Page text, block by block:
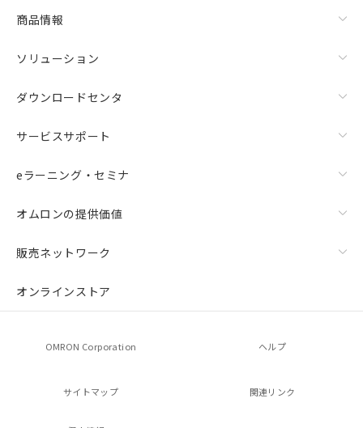
商品情報
ソリューション
ダウンロードセンタ
サービスサポート
eラーニング・セミナ
オムロンの提供価値
販売ネットワーク
オンラインストア
OMRON Corporation ヘルプ
サイトマップ 関連リンク